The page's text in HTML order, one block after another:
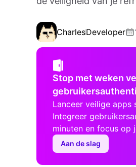
CharlesDeveloper
Stop met weken
Lanceer veilige apps
Integreer
minuten en focus op
Aan de slag